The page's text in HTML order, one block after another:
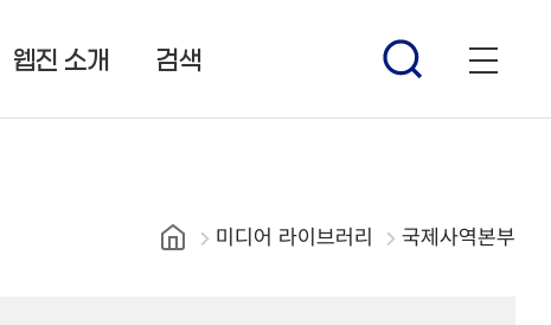
웹진 소개 검색
미디어 라이브러리 국제사역본부